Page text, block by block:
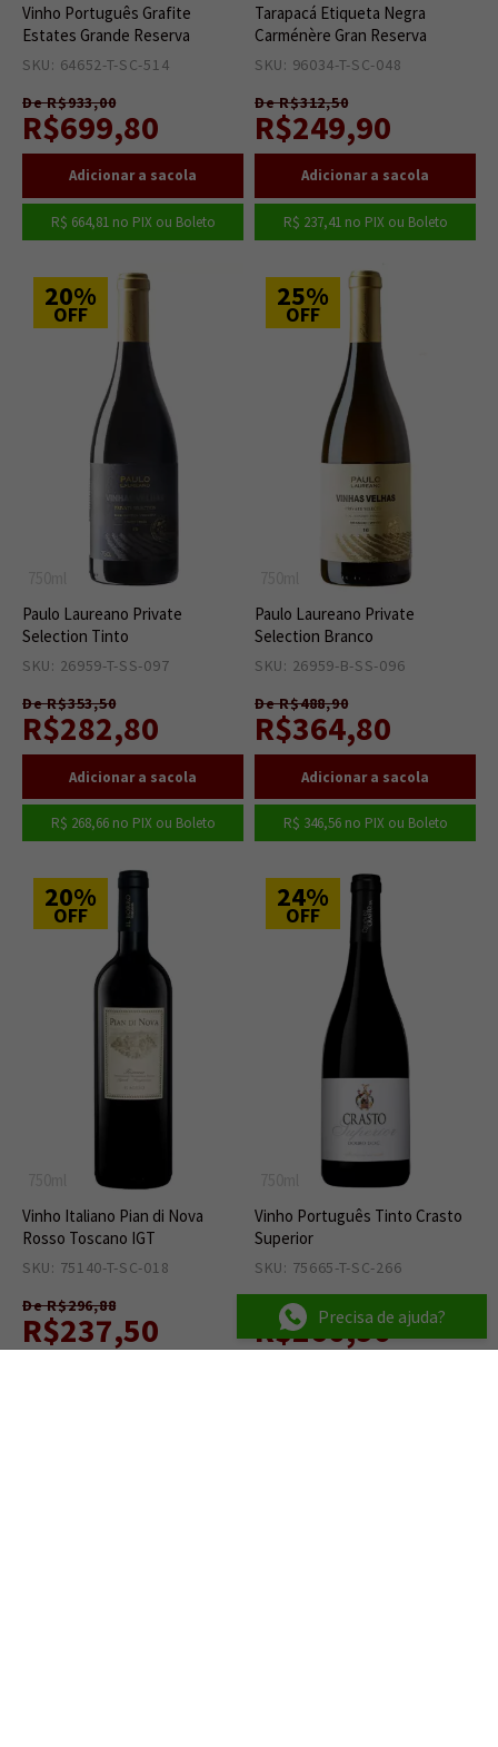
Vinho Português Grafite
Estates Grande Reserva
SKU: 64652-T-SC-514
De R$933,00
R$699,80
R$ 664,81no PIX ou Boleto
Tarapacá Etiqueta Negra
Carménère Gran Reserva
SKU: 96034-T-SC-048
De R$312,50
R$249,90
R$ 237,41no PIX ou Boleto
20%
OFF
Paulo Laureano Private
Selection Tinto
SKU: 26959-T-SS-097
De R$353,50
R$282,80
R$ 268,66no PIX ou Boleto
25%
OFF
Paulo Laureano Private
Selection Branco
SKU: 26959-B-SS-096
De R$488,90
R$364,80
R$ 346,56no PIX ou Boleto
20%
OFF
Vinho Italiano Pian di Nova
Rosso Toscano IGT
SKU: 75140-T-SC-018
De R$296,88
R$237,50
24%
OFF
Vinho Português Tinto Crasto
Superior
SKU: 75665-T-SC-266
De R$342,90
R$260,90
Precisa de ajuda?